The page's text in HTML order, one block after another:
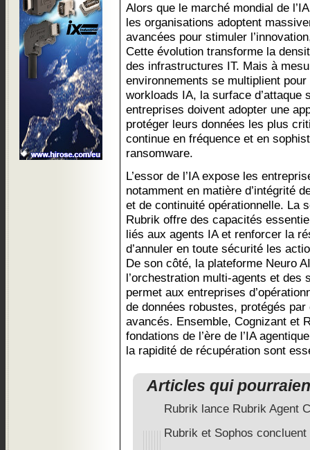
Alors que le marché mondial de
les organisations adoptent
avancées pour stimuler
Cette évolution transforme la
des infrastructures IT. Mais à
environnements se multiplient
workloads IA, la surface d’attaque
entreprises doivent adopter une
protéger leurs données les plus
continue en fréquence et en
ransomware.
L’essor de l’IA expose les
notamment en matière d’intégrité
et de continuité opérationnelle. La
Rubrik offre des capacités
liés aux agents IA et renforcer la
d’annuler en toute sécurité les
De son côté, la plateforme Neuro
l’orchestration multi-agents et des
permet aux entreprises
de données robustes, protégés
avancés. Ensemble, Cognizant et
fondations de l’ère de l’IA
la rapidité de récupération sont
Articles qui
Rubrik lance Rubrik Agent
Rubrik et Sophos